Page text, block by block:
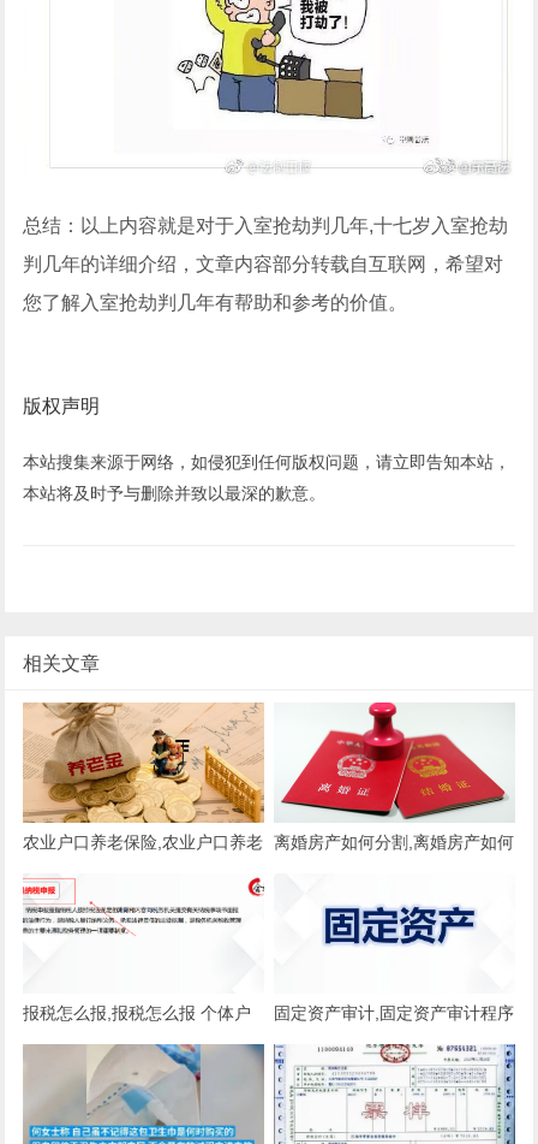
总结：以上内容就是对于入室抢劫判几年,十七岁入室抢劫
判几年的详细介绍，文章内容部分转载自互联网，希望对
您了解入室抢劫判几年有帮助和参考的价值。
版权声明
本站搜集来源于网络，如侵犯到任何版权问题，请立即告知本站，
本站将及时予与删除并致以最深的歉意。
相关文章
农业户口养老保险,农业户口养老
保险怎么缴纳
离婚房产如何分割,离婚房产如何
报税怎么报,报税怎么报 个体户
固定资产审计,固定资产审计程序
主要有哪些